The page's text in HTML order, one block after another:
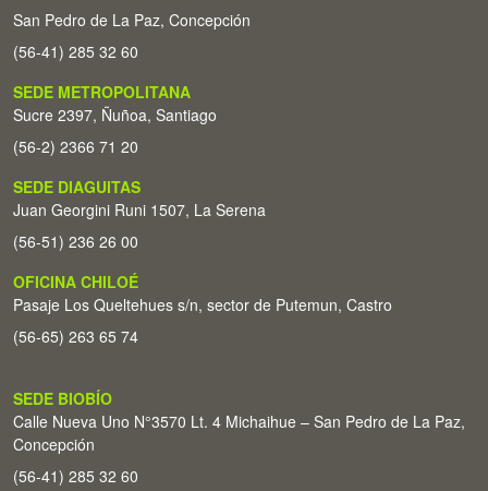
San Pedro de La Paz, Concepción
(56-41) 285 32 60
SEDE METROPOLITANA
Sucre 2397, Ñuñoa, Santiago
(56-2) 2366 71 20
SEDE DIAGUITAS
Juan Georgini Runi 1507, La Serena
(56-51) 236 26 00
OFICINA CHILOÉ
Pasaje Los Queltehues s/n, sector de Putemun, Castro
(56-65) 263 65 74
SEDE BIOBÍO
Calle Nueva Uno N°3570 Lt. 4 Michaihue – San Pedro de La Paz,
Concepción
(56-41) 285 32 60